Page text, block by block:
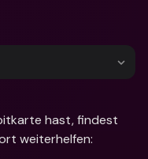
hast, findest
weiterhelfen: